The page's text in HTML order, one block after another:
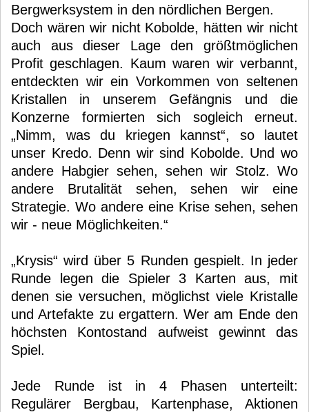
Bergwerksystem in den nördlichen Bergen.
Doch wären wir nicht Kobolde, hätten wir nicht
auch aus dieser Lage den größtmöglichen
Profit geschlagen. Kaum waren wir verbannt,
entdeckten wir ein Vorkommen von seltenen
Kristallen in unserem Gefängnis und die
Konzerne formierten sich sogleich erneut.
„Nimm, was du kriegen kannst“, so lautet
unser Kredo. Denn wir sind Kobolde. Und wo
andere Habgier sehen, sehen wir Stolz. Wo
andere Brutalität sehen, sehen wir eine
Strategie. Wo andere eine Krise sehen, sehen
wir - neue Möglichkeiten.“
„Krysis“ wird über 5 Runden gespielt. In jeder
Runde legen die Spieler 3 Karten aus, mit
denen sie versuchen, möglichst viele Kristalle
und Artefakte zu ergattern. Wer am Ende den
höchsten Kontostand aufweist gewinnt das
Spiel.
Jede Runde ist in 4 Phasen unterteilt:
Regulärer Bergbau, Kartenphase, Aktionen